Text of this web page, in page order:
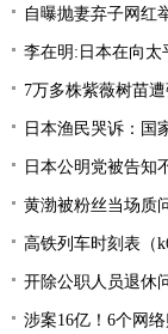
自曝抛妻弃子网红
李在明:日本在向太
7万多株紫薇树苗
日本渔民哭诉：国
日本公明党被告知
黄渤被粉丝当场质
高铁列车时刻表（
开除公职人员退休
涉案16亿！6个网